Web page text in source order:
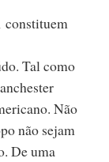
constituem
Tal como
Não
não sejam
De uma